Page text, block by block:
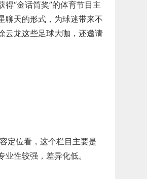
“金话筒奖”的体育节目主
聊天的形式，为球迷带来不
云龙这些足球大咖，还邀请
定位看，这个栏目主要是
性较强，差异化低。